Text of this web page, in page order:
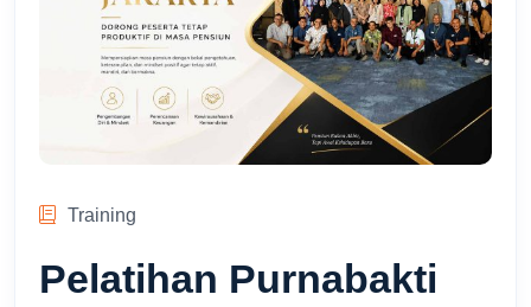
Training
Pelatihan Purnabakti